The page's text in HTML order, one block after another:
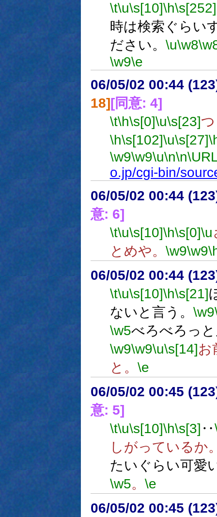
\t\u\s[10]\h\s[252]
時は検索ぐらい
ださい。 \u\w8
\w9\e
06/05/02 00:44
18] [同意: 4]
\t\h\s[0]\u\s[23]
\h\s[102]\u\s[27]
\w9\w9\u\n\n
o.jp/cgi-bin/
06/05/02 00:44
意: 6]
\t\u\s[10]\h\s[0]\u
とめや。 \w9\w9
06/05/02 00:44
\t\u\s[10]\h\s[21]
ないと言う。 \w9
\w5べろべろっ
\w9\w9\u\s[14]お
と。 \e
06/05/02 00:45
意: 5]
\t\u\s[10]\h\s[3] ‥
しがっているか
たいぐらい可愛
\w5。 \e
06/05/02 00:45